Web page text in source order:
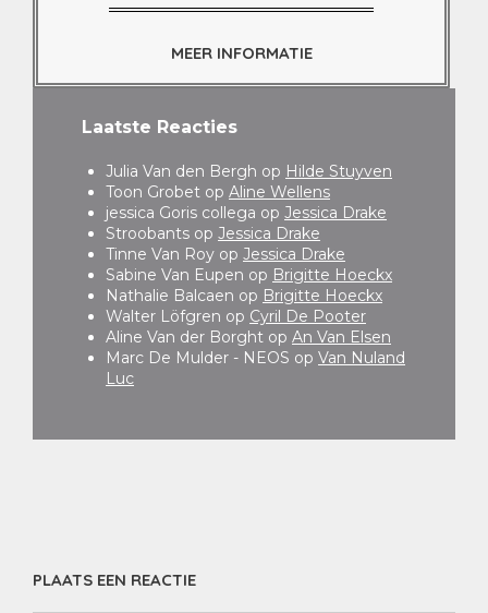
MEER INFORMATIE
Laatste Reacties
Julia Van den Bergh op Hilde Stuyven
Toon Grobet op Aline Wellens
jessica Goris collega op Jessica Drake
Stroobants op Jessica Drake
Tinne Van Roy op Jessica Drake
Sabine Van Eupen op Brigitte Hoeckx
Nathalie Balcaen op Brigitte Hoeckx
Walter Löfgren op Cyril De Pooter
Aline Van der Borght op An Van Elsen
Marc De Mulder - NEOS op Van Nuland
Luc
PLAATS EEN REACTIE